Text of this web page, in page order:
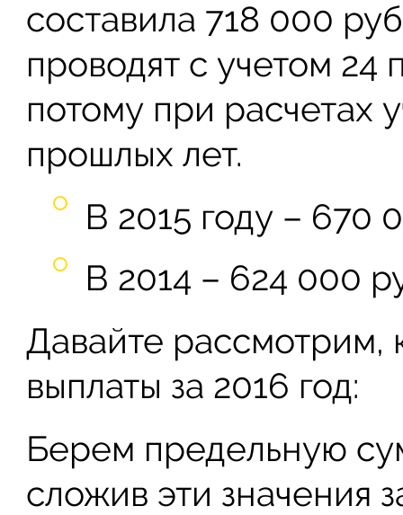
составила 718 000
проводят с учетом
потому при расчетах
прошлых лет.
В 2015 году – 670
В 2014 – 624 000
Давайте рассмотрим,
выплаты за 2016 год:
Берем предельную
сложив эти значения